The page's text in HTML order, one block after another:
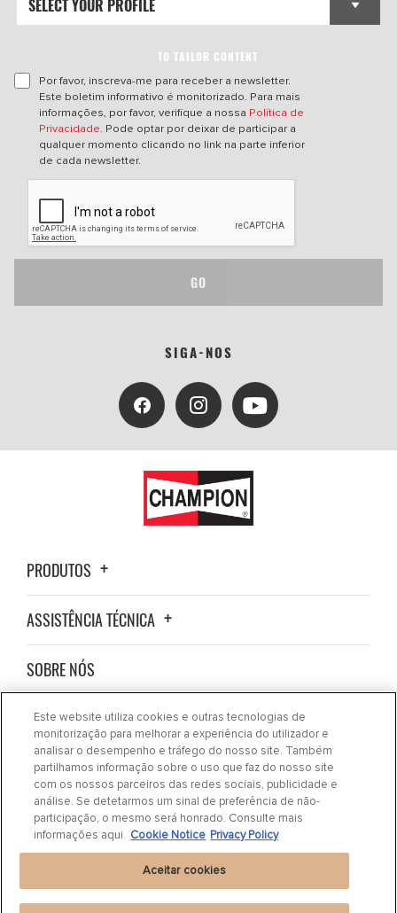
TO TAILOR CONTENT
Por favor, inscreva-me para receber a newsletter.
Este boletim informativo é monitorizado. Para mais
informações, por favor, verifique a nossa Política de
Privacidade. Pode optar por deixar de participar a
qualquer momento clicando no link na parte inferior
de cada newsletter.
GO
SIGA-NOS
PRODUTOS
ASSISTÊNCIA TÉCNICA
SOBRE NÓS
NOVIDADES
CONTATE-NOS
ONDE COMPRAR
Este website utiliza cookies e outras tecnologias de
monitorização para melhorar a experiência do utilizador e
analisar o desempenho e tráfego do nosso site. Também
partilhamos informação sobre o uso que faz do nosso site
com os nossos parceiros das redes sociais, publicidade e
análise. Se detetarmos um sinal de preferência de não-
participação, o mesmo será honrado. Consulte mais
informações aqui. Cookie Notice Privacy Policy
Aceitar cookies